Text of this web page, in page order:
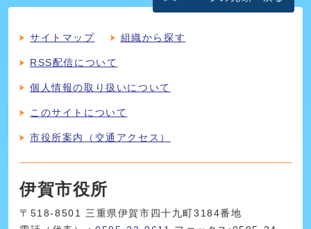
サイトマップ 組織から探す
RSS配信について
個人情報の取り扱いについて
このサイトについて
市役所案内（交通アクセス）
伊賀市役所
〒518-8501 三重県伊賀市四十九町3184番地